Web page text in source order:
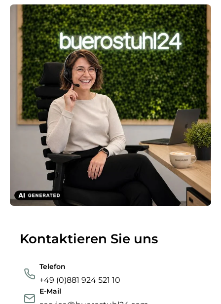
Kontaktieren Sie uns
Telefon
+49 (0)881 924 521 10
E-Mail